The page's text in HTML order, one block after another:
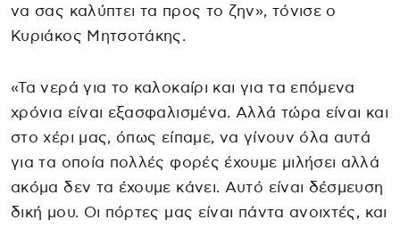
να σας καλύπτει τα προς το ζην», τόνισε ο
Κυριάκος Μητσοτάκης.
«Τα νερά για το καλοκαίρι και για τα επόμενα
χρόνια είναι εξασφαλισμένα. Αλλά τώρα είναι και
στο χέρι μας, όπως είπαμε, να γίνουν όλα αυτά
για τα οποία πολλές φορές έχουμε μιλήσει αλλά
ακόμα δεν τα έχουμε κάνει. Αυτό είναι δέσμευση
δική μου. Οι πόρτες μας είναι πάντα ανοιχτές, και